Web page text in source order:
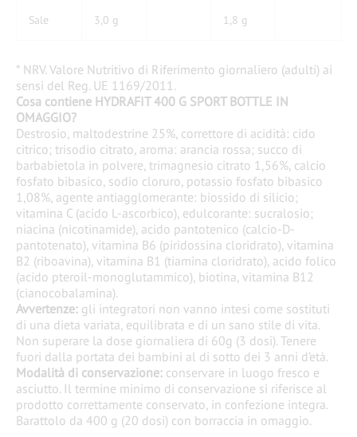
Sale 3,0 g 1,8 g
* NRV. Valore Nutritivo di Riferimento giornaliero (adulti) ai
sensi del Reg. UE 1169/2011.
Cosa contiene HYDRAFIT 400 G SPORT BOTTLE IN
OMAGGIO?
Destrosio, maltodestrine 25%, correttore di acidità: cido
citrico; trisodio citrato, aroma: arancia rossa; succo di
barbabietola in polvere, trimagnesio citrato 1,56%, calcio
fosfato bibasico, sodio cloruro, potassio fosfato bibasico
1,08%, agente antiagglomerante: biossido di silicio;
vitamina C (acido L-ascorbico), edulcorante: sucralosio;
niacina (nicotinamide), acido pantotenico (calcio-D-
pantotenato), vitamina B6 (piridossina cloridrato), vitamina
B2 (riboavina), vitamina B1 (tiamina cloridrato), acido folico
(acido pteroil-monoglutammico), biotina, vitamina B12
(cianocobalamina).
Avvertenze: gli integratori non vanno intesi come sostituti
di una dieta variata, equilibrata e di un sano stile di vita.
Non superare la dose giornaliera di 60g (3 dosi). Tenere
fuori dalla portata dei bambini al di sotto dei 3 anni d’età.
Modalità di conservazione: conservare in luogo fresco e
asciutto. Il termine minimo di conservazione si riferisce al
prodotto correttamente conservato, in confezione integra.
Barattolo da 400 g (20 dosi) con borraccia in omaggio.